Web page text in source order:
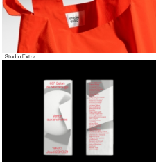
Studio Extra